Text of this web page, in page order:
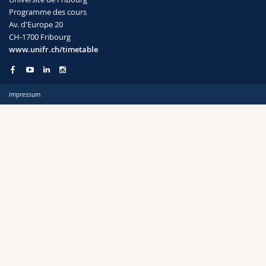
Sciences et médecine
Interfacultaire
Collaborateurs
Doctorants
Webmail
Programme des cours
MyUnifr
Semestre
Programme des cours
Av. d'Europe 20
CH-1700 Fribourg
www.unifr.ch/timetable
Impressum